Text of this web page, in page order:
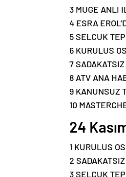
3 MUGE ANLI
4 ESRA
5 SELCUK
6 KURULUS
7
8 ATV ANA
9 KANUNSUZ
10
24
1 KURULUS
2
3 SELCUK